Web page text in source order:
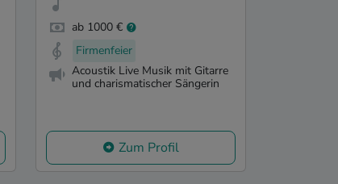
ab 1000 €
Firmenfeier
Acoustik Live Musik mit Gitarre
und charismatischer Sängerin
Zum Profil